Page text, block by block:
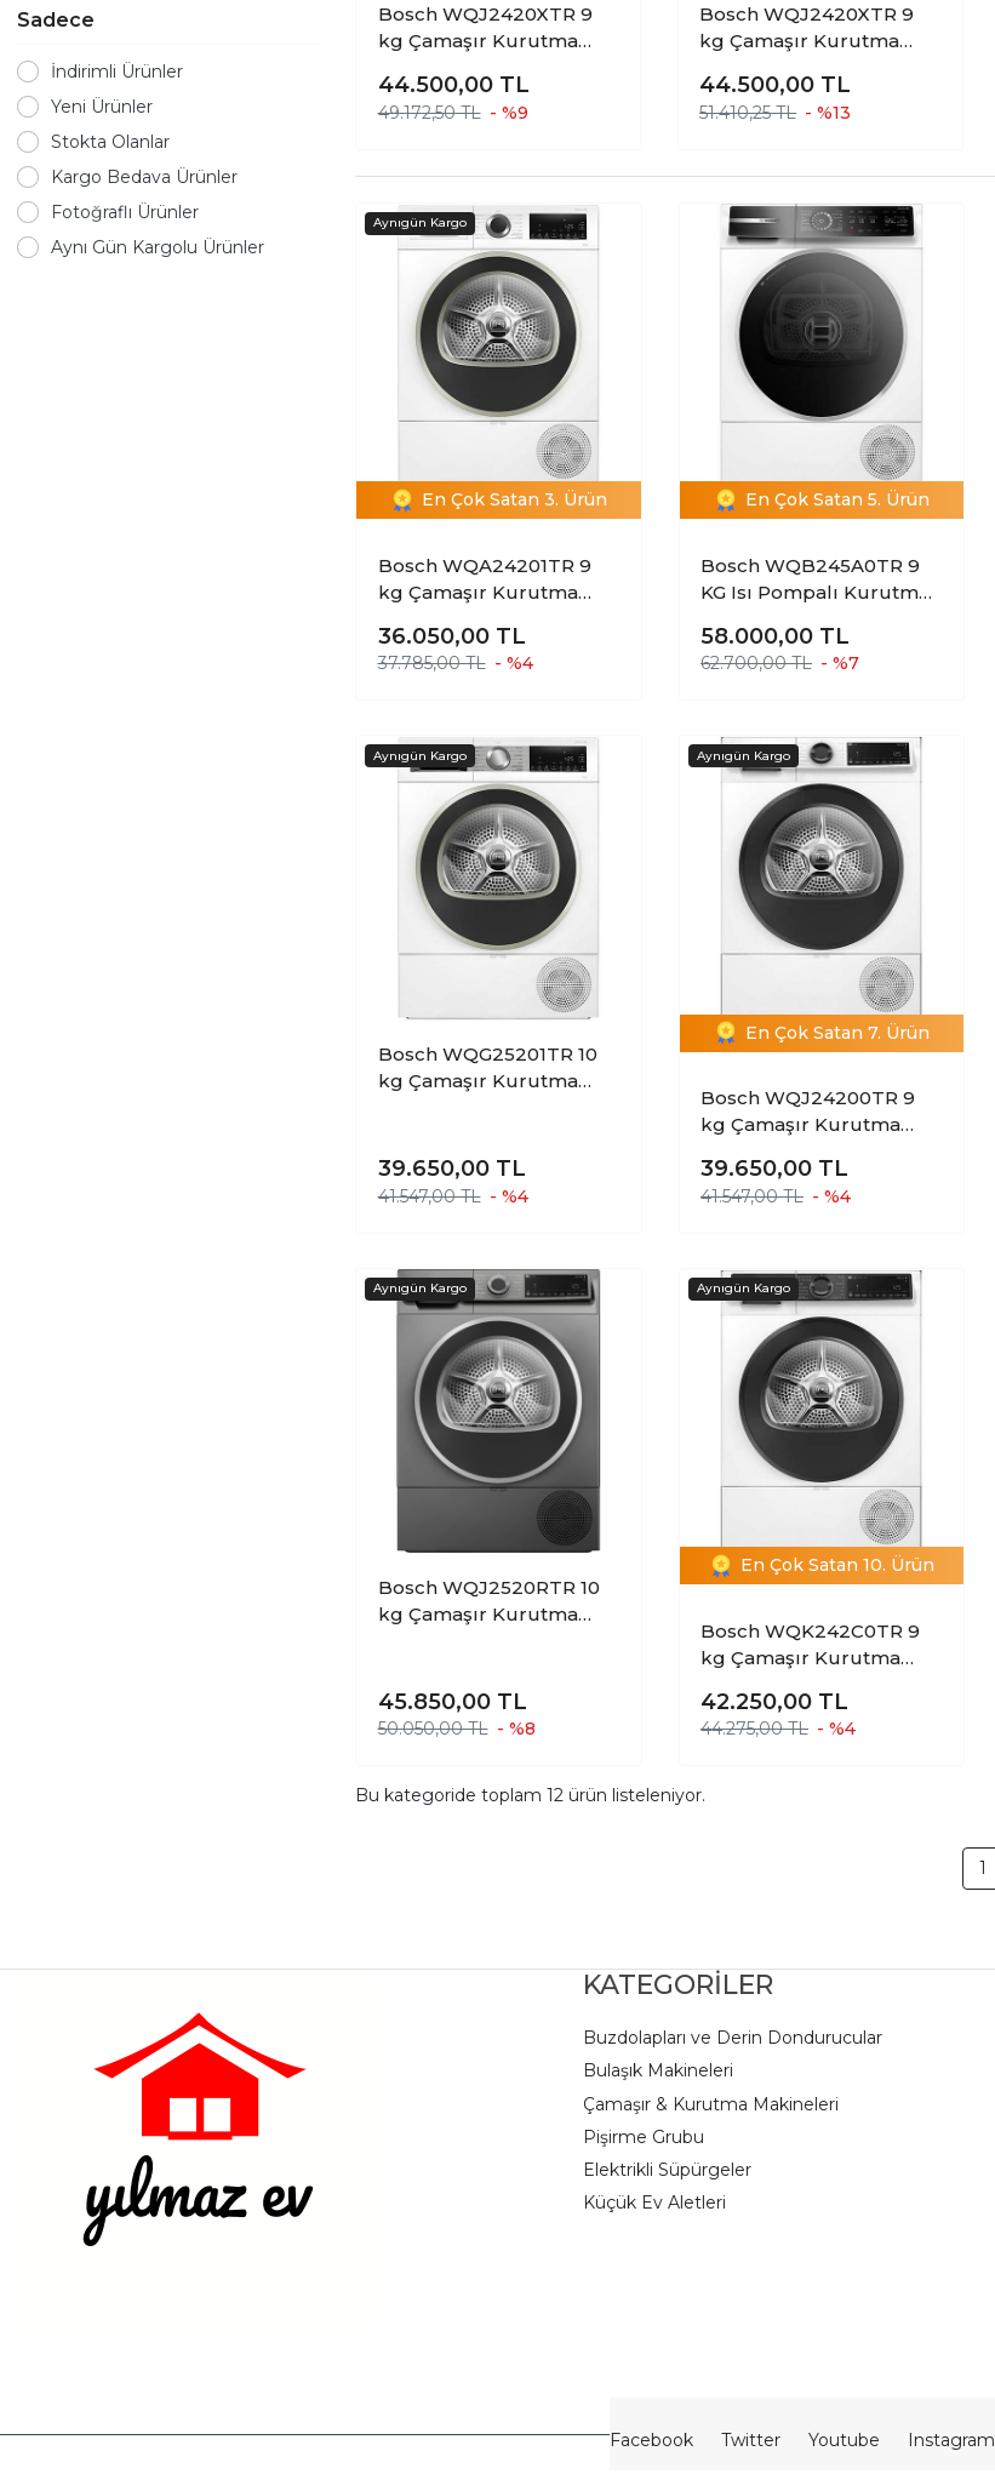
Sadece
İndirimli Ürünler
Yeni Ürünler
Stokta Olanlar
Kargo Bedava Ürünler
Fotoğraflı Ürünler
Aynı Gün Kargolu Ürünler
Bosch WQJ2420XTR 9
kg Çamaşır Kurutma
44.500,00 TL
49.172,50 TL - %9
Bosch WQJ2420XTR 9
kg Çamaşır Kurutma
44.500,00 TL
51.410,25 TL - %13
En Çok Satan 3. Ürün
Bosch WQA24201TR 9
kg Çamaşır Kurutma
36.050,00 TL
37.785,00 TL - %4
En Çok Satan 5. Ürün
Bosch WQB245A0TR 9
KG Isı Pompalı Kurutma
58.000,00 TL
62.700,00 TL - %7
Bosch WQG25201TR 10
kg Çamaşır Kurutma
39.650,00 TL
41.547,00 TL - %4
En Çok Satan 7. Ürün
Bosch WQJ24200TR 9
kg Çamaşır Kurutma
39.650,00 TL
41.547,00 TL - %4
Bosch WQJ2520RTR 10
kg Çamaşır Kurutma
45.850,00 TL
50.050,00 TL - %8
En Çok Satan 10. Ürün
Bosch WQK242C0TR 9
kg Çamaşır Kurutma
42.250,00 TL
44.275,00 TL - %4
Bu kategoride toplam 12 ürün listeleniyor.
1
KATEGORİLER
Buzdolapları ve Derin Dondurucular
Bulaşık Makineleri
Çamaşır & Kurutma Makineleri
Pişirme Grubu
Elektrikli Süpürgeler
Küçük Ev Aletleri
Facebook Twitter Youtube Instagram